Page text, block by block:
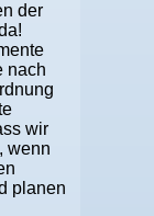
der
nach
wir
wenn
planen